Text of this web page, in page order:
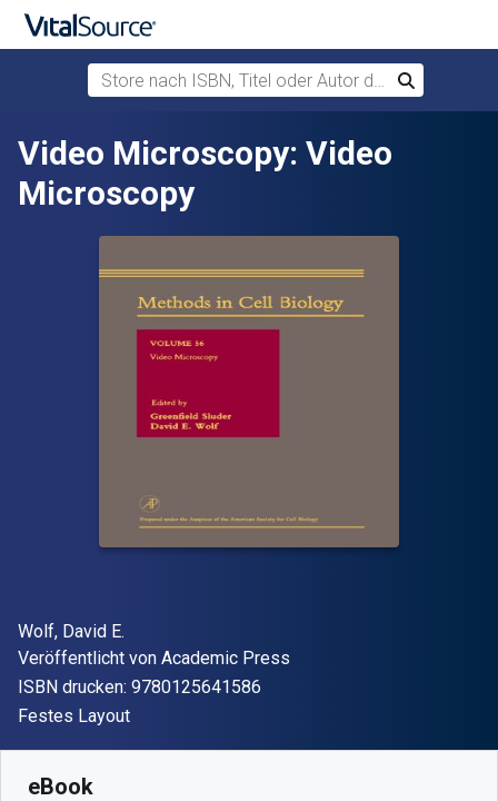
Zum Hauptinhalt springen
Store nach ISBN, Titel oder Autor durchsuchen
Suchen
Video Microscopy: Video
Microscopy
Autor(en)
Wolf, David E.
Verleger
Veröffentlicht von Academic Press
ISBN drucken: 9780125641586
Format
Festes Layout
eBook